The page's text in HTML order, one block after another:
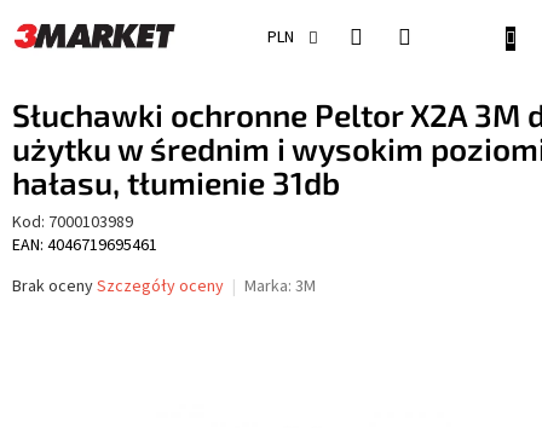
do
treści
PLN
Słuchawki ochronne Peltor X2A 3M
użytku w średnim i wysokim
hałasu, tłumienie 31db
Kod: 7000103989
EAN: 4046719695461
Średnia
Brak ocenySzczegóły oceny Marka: 3M